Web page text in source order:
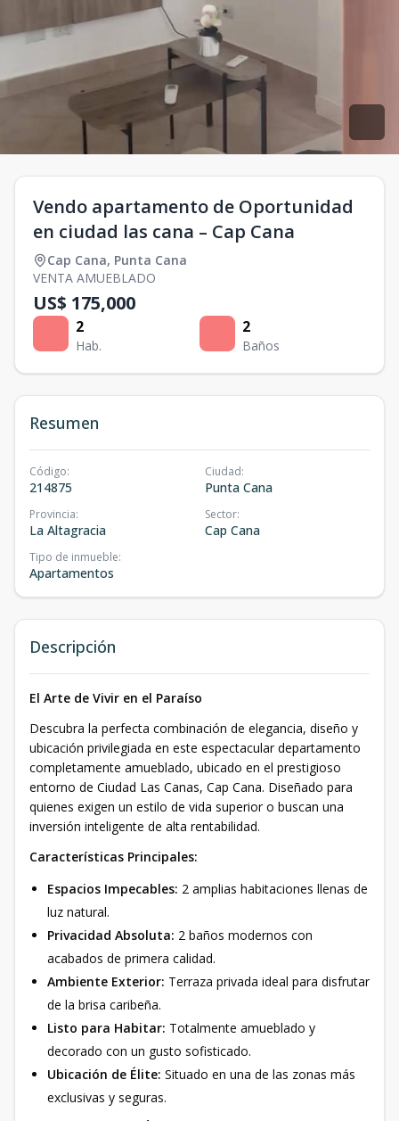
Vendo apartamento de Oportunidad
en ciudad las cana – Cap Cana
Cap Cana, Punta Cana
VENTA AMUEBLADO
US$ 175,000
2
Hab.
2
Baños
Resumen
Código:
214875
Ciudad:
Punta Cana
Provincia:
La Altagracia
Sector:
Cap Cana
Tipo de inmueble:
Apartamentos
Descripción
El Arte de Vivir en el Paraíso
Descubra la perfecta combinación de elegancia, diseño y
ubicación privilegiada en este espectacular departamento
completamente amueblado, ubicado en el prestigioso
entorno de Ciudad Las Canas, Cap Cana. Diseñado para
quienes exigen un estilo de vida superior o buscan una
inversión inteligente de alta rentabilidad.
Características Principales:
Espacios Impecables: 2 amplias habitaciones llenas de
luz natural.
Privacidad Absoluta: 2 baños modernos con
acabados de primera calidad.
Ambiente Exterior: Terraza privada ideal para disfrutar
de la brisa caribeña.
Listo para Habitar: Totalmente amueblado y
decorado con un gusto sofisticado.
Ubicación de Élite: Situado en una de las zonas más
exclusivas y seguras.